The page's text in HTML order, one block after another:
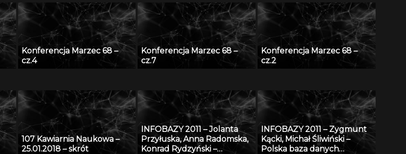
Konferencja Marzec 68 –
cz.4
Konferencja Marzec 68 –
cz.7
Konferencja Marzec 68 –
cz.2
107 Kawiarnia Naukowa –
25.01.2018 – skrót
INFOBAZY 2011 – Jolanta
Przyłuska, Anna Radomska,
Konrad Rydzyński –
INFOBAZY 2011 – Zygmunt
Kącki, Michał Śliwiński –
Polska baza danych